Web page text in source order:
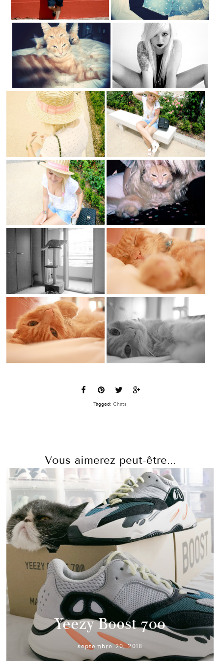
Tagged: Chats
Vous aimerez peut-être...
Yeezy Boost 700
septembre 20, 2018